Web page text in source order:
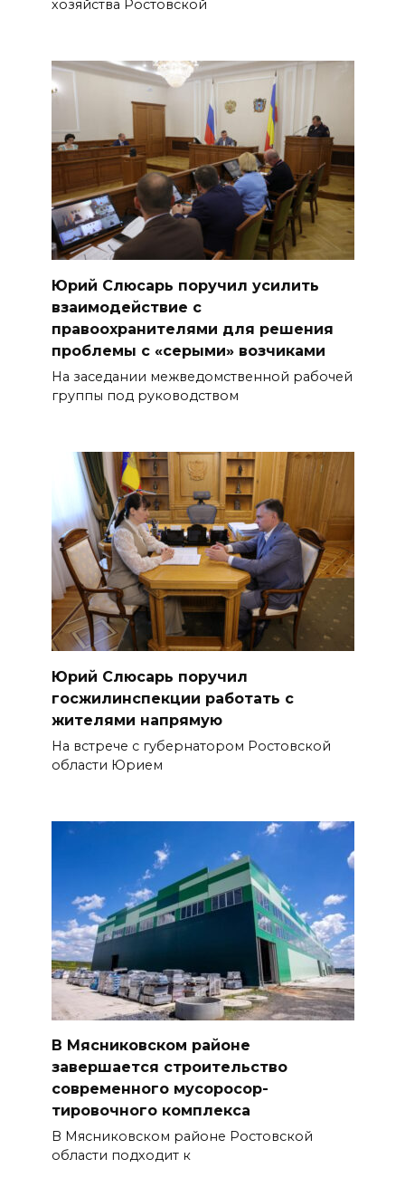
хозяйства Ростовской
Юрий Слюсарь поручил усилить
взаимодействие с
правоохранителями для решения
проблемы с «серыми» возчиками
На заседании межведомственной рабочей
группы под руководством
Юрий Слюсарь поручил
госжилинспекции работать с
жителями напрямую
На встрече с губернатором Ростовской
области Юрием
В Мясниковском районе
завершается строи­тельство
современного мусоросор­
тировочного комплекса
В Мясниковском районе Ростовской
области подходит к